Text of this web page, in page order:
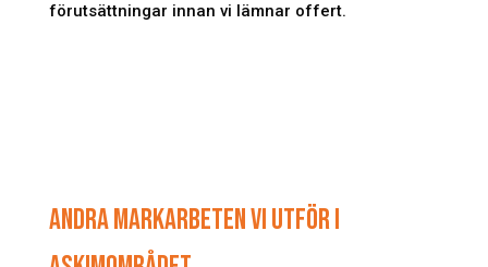
förutsättningar innan vi lämnar offert.
ANDRA MARKARBETEN VI UTFÖR I